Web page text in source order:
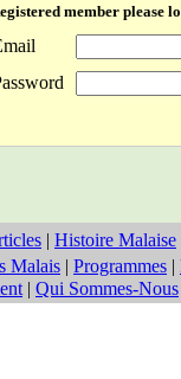
member please
| Histoire Malaise
Malais | Programmes |
| Qui Sommes-Nous